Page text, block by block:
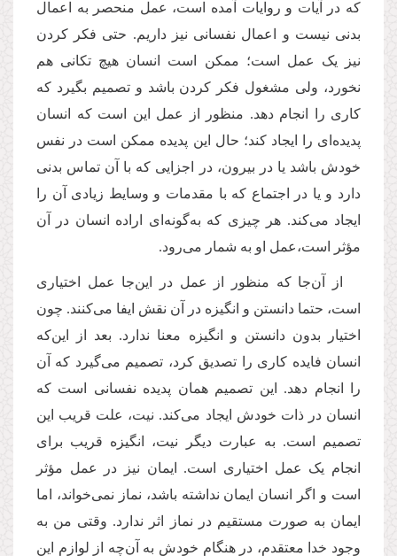
که در آیات و روایات آمده است، عمل منحصر به اعمال
بدنی نیست و اعمال نفسانی نیز داریم. حتی فکر کردن
نیز یک عمل است؛ ممکن است انسان هیچ تکانی هم
نخورد، ولی مشغول فکر کردن باشد و تصمیم بگیرد که
کاری را انجام دهد. منظور از عمل این است که انسان
پدیده‌ای را ایجاد کند؛ حال این پدیده ممکن است در نفس
خودش باشد یا در بیرون، در اجزایی که با آن تماس بدنی
دارد و یا در اجتماع که با مقدمات و وسایط زیادی آن را
ایجاد می‌کند. هر چیزی که به‌گونه‌ای اراده انسان در آن
مؤثر است،عمل او به شمار می‌رود.
از آن‌جا که منظور از عمل در این‌جا عمل اختیاری
است، حتما دانستن و انگیزه در آن نقش ایفا می‌کنند. چون
اختیار بدون دانستن و انگیزه معنا ندارد. بعد از این‌که
انسان فایده کاری را تصدیق کرد، تصمیم می‌گیرد که آن
را انجام دهد. این تصمیم همان پدیده نفسانی است که
انسان در ذات خودش ایجاد می‌کند. نیت، علت قریب این
تصمیم است. به عبارت دیگر نیت، انگیزه قریب برای
انجام یک عمل اختیاری است. ایمان نیز در عمل مؤثر
است و اگر انسان ایمان نداشته باشد، نماز نمی‌خواند، اما
ایمان به صورت مستقیم در نماز اثر ندارد. وقتی من به
وجود خدا معتقدم، در هنگام خودش به آن‌چه از لوازم این